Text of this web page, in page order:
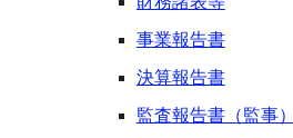
事業報告書
決算報告書
監査報告書（監事）